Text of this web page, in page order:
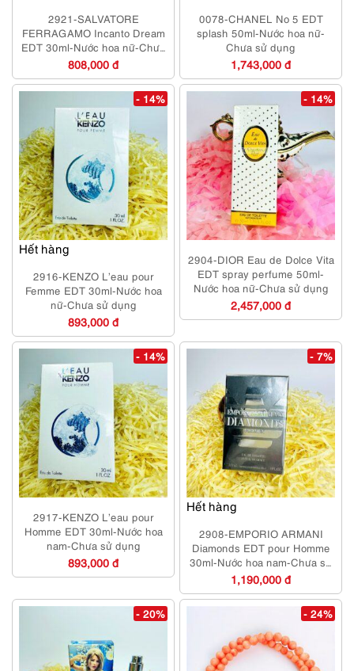
2921-SALVATORE
FERRAGAMO Incanto Dream
EDT 30ml-Nước hoa nữ-Chưa
sử dụng
808,000 đ
0078-CHANEL No 5 EDT
splash 50ml-Nước hoa nữ-
Chưa sử dụng
1,743,000 đ
Hết hàng
- 14%
2916-KENZO L’eau pour
Femme EDT 30ml-Nước hoa
nữ-Chưa sử dụng
893,000 đ
- 14%
2904-DIOR Eau de Dolce Vita
EDT spray perfume 50ml-
Nước hoa nữ-Chưa sử dụng
2,457,000 đ
- 14%
2917-KENZO L’eau pour
Homme EDT 30ml-Nước hoa
nam-Chưa sử dụng
893,000 đ
Hết hàng
- 7%
2908-EMPORIO ARMANI
Diamonds EDT pour Homme
30ml-Nước hoa nam-Chưa sử
dụng
1,190,000 đ
- 20% - 24%